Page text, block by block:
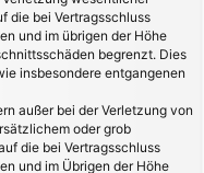
die bei Vertragsschluss
und im übrigen der Höhe
begrenzt. Dies
insbesondere entgangenen
außer bei der Verletzung von
oder grob
die bei Vertragsschluss
und im Übrigen der Höhe